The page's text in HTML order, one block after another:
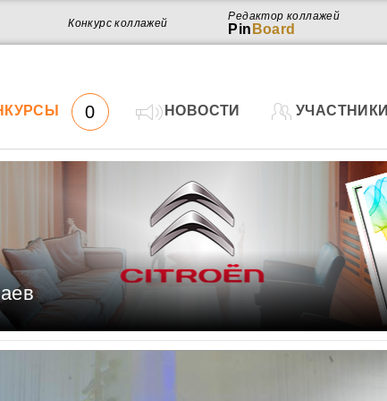
Редактор коллажей
Pin Board
Конкурс коллажей
0 НОВОСТИ УЧАСТНИКИ